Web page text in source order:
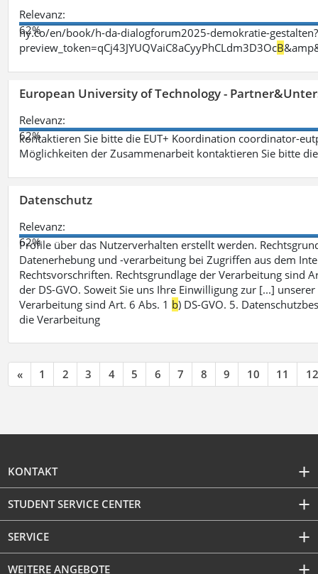
Relevanz:
62%
ny.co/en/book/h-da-dialogforum2025-demokratie-gestalten?
preview_token=qCj43JYUQVaiC8aCyyPhCLdm3D3OcB
European University of Technology -
Relevanz:
62%
kontaktieren Sie bitte die EUT+ Koordination coordinator-
Möglichkeiten der Zusammenarbeit kontaktieren Sie bitte
Datenschutz
Relevanz:
62%
Profile über das Nutzerverhalten erstellt werden.
Datenerhebung und -verarbeitung bei Zugriffen aus dem
Rechtsvorschriften. Rechtsgrundlage der Verarbeitung sind
der DS-GVO. Soweit Sie uns Ihre Einwilligung zur [...]
Verarbeitung sind Art. 6 Abs. 1 b) DS-GVO. 5.
die Verarbeitung
« 1 2 3 4 5 6 7 8 9 10 11 12
KONTAKT
STUDENT SERVICE CENTER
SERVICE
WEITERE ANGEBOTE